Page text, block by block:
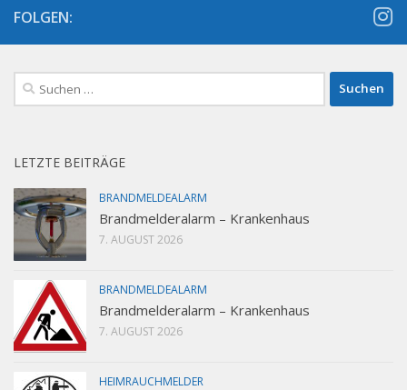
FOLGEN:
Suchen
nach:
LETZTE BEITRÄGE
BRANDMELDEALARM
Brandmelderalarm – Krankenhaus
7. AUGUST 2026
BRANDMELDEALARM
Brandmelderalarm – Krankenhaus
7. AUGUST 2026
HEIMRAUCHMELDER